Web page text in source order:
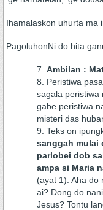
Ihamalaskon uhurta ma
PagoluhonNi do hita
Ambilan :
Peristiwa
sagala peristiwa
gabe peristiwa
misteri das
Teks on
sanggah mulai
parlobei dob
ampa si Maria
(ayat 1). Aha do
ai? Dong do
Jesus? Tontu